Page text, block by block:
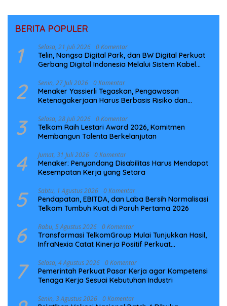
BERITA POPULER
1 Selasa, 21 Juli 2026 0 Komentar
Telin, Nongsa Digital Park, dan BW Digital Perkuat
Gerbang Digital Indonesia Melalui Sistem Kabel
2 Senin, 27 Juli 2026 0 Komentar
Menaker Yassierli Tegaskan, Pengawasan
Ketenagakerjaan Harus Berbasis Risiko dan
3 Selasa, 28 Juli 2026 0 Komentar
Telkom Raih Lestari Award 2026, Komitmen
Membangun Talenta Berkelanjutan
4 Jumat, 31 Juli 2026 0 Komentar
Menaker: Penyandang Disabilitas Harus Mendapat
Kesempatan Kerja yang Setara
5 Sabtu, 1 Agustus 2026 0 Komentar
Pendapatan, EBITDA, dan Laba Bersih Normalisasi
Telkom Tumbuh Kuat di Paruh Pertama 2026
6 Rabu, 5 Agustus 2026 0 Komentar
Transformasi TelkomGroup Mulai Tunjukkan Hasil,
InfraNexia Catat Kinerja Positif Perkuat
7 Selasa, 4 Agustus 2026 0 Komentar
Pemerintah Perkuat Pasar Kerja agar Kompetensi
Tenaga Kerja Sesuai Kebutuhan Industri
Senin, 3 Agustus 2026 0 Komentar